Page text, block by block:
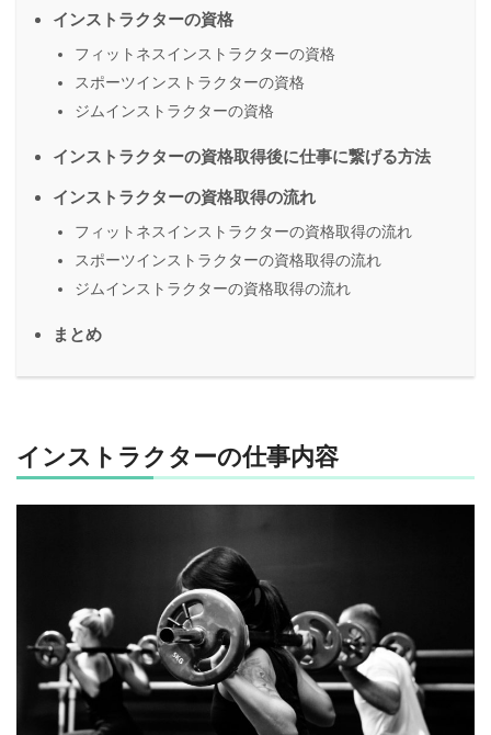
インストラクターの資格
フィットネスインストラクターの資格
スポーツインストラクターの資格
ジムインストラクターの資格
インストラクターの資格取得後に仕事に繋げる方法
インストラクターの資格取得の流れ
フィットネスインストラクターの資格取得の流れ
スポーツインストラクターの資格取得の流れ
ジムインストラクターの資格取得の流れ
まとめ
インストラクターの仕事内容